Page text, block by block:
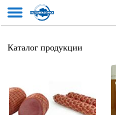
Каталог продукции